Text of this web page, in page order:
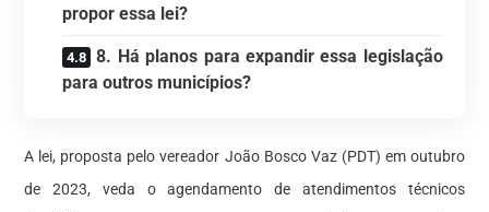
propor essa lei?
8. Há planos para expandir essa legislação
para outros municípios?
A lei, proposta pelo vereador João Bosco Vaz (PDT) em outubro
de 2023, veda o agendamento de atendimentos técnicos